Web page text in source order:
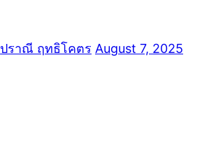
ปราณี ฤทธิโคตร August 7, 2025